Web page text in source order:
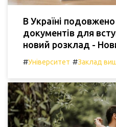
В Україні
документів для
новий розклад -
#Університет #Заклад